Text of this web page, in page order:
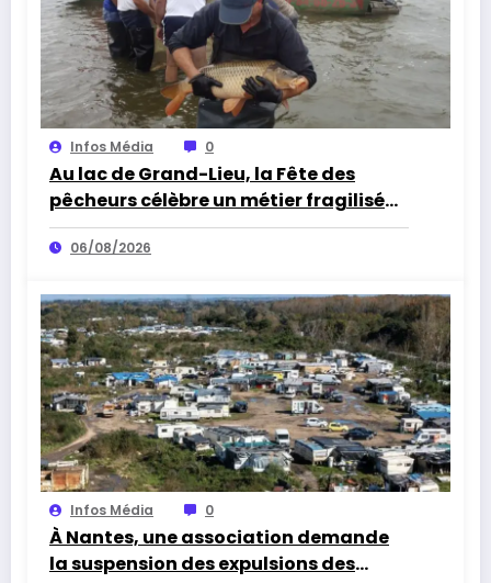
Infos Média 0
Au lac de Grand-Lieu, la Fête des
pêcheurs célèbre un métier fragilisé
par les cormorans et la sécheresse
06/08/2026
Infos Média 0
À Nantes, une association demande
la suspension des expulsions des